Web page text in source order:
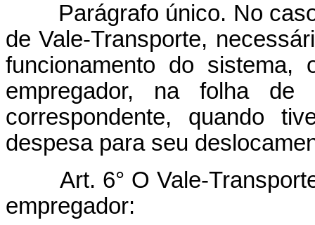
Parágrafo único. No caso
de Vale-Transporte,
funcionamento do sistema,
empregador, na folha de
correspondente, quando
despesa para seu
Art. 6° O Vale-
empregador: